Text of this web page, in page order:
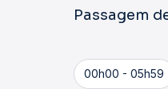
Passagem
00h00 - 05h59